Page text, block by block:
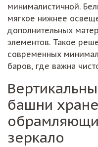
минималистичной.
мягкое нижнее
дополнительных
элементов. Такое
современных
баров, где важна
башни
зеркало